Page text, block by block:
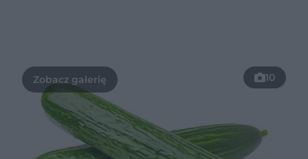
10